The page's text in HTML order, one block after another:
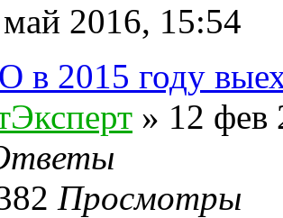
2016, 15:54
в 2015 году
» 12 фев
Просмотры